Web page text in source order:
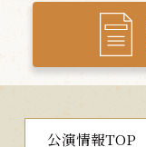
初笑いにぴったりの
艪屋の清吉と女房
引っ越してきます。
女房を使って侍から
主人公の清吉は、
公演情報TOP